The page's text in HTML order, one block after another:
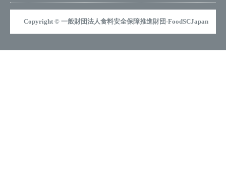
Copyright © 一般財団法人食料安全保障推進財団-FoodSCJapan